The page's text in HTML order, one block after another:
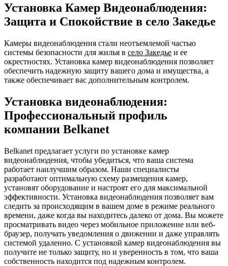
Установка Камер Видеонаблюдения:
Защита и Спокойствие в село Закедье
Камеры видеонаблюдения стали неотъемлемой частью
системы безопасности для жилья в село Закедье и ее
окрестностях. Установка камер видеонаблюдения позволяет
обеспечить надежную защиту вашего дома и имущества, а
также обеспечивает вас дополнительным контролем.
Установка видеонаблюдения:
Профессиональный профиль
компании Belkanet
Belkanet предлагает услуги по установке камер
видеонаблюдения, чтобы убедиться, что ваша система
работает наилучшим образом. Наши специалисты
разработают оптимальную схему размещения камер,
установят оборудование и настроят его для максимальной
эффективности. Установка видеонаблюдения позволяет вам
следить за происходящим в вашем доме в режиме реального
времени, даже когда вы находитесь далеко от дома. Вы можете
просматривать видео через мобильное приложение или веб-
браузер, получать уведомления о движении и даже управлять
системой удаленно. С установкой камер видеонаблюдения вы
получите не только защиту, но и уверенность в том, что ваша
собственность находится под надежным контролем.